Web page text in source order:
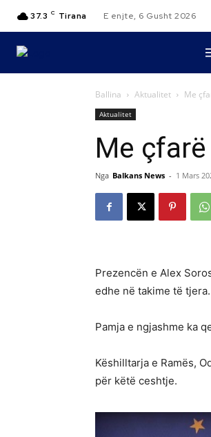
37.3 C Tirana E enjte, 6 Gusht 2026
Ballina Aktualitet Me
Aktualitet
Me
Nga Balkans News - 1 Mars
Prezencën e Alex
edhe në takime të tjera.
Pamja e ngjashme ka
Këshilltarja e Ramës,
për këtë ceshtje.